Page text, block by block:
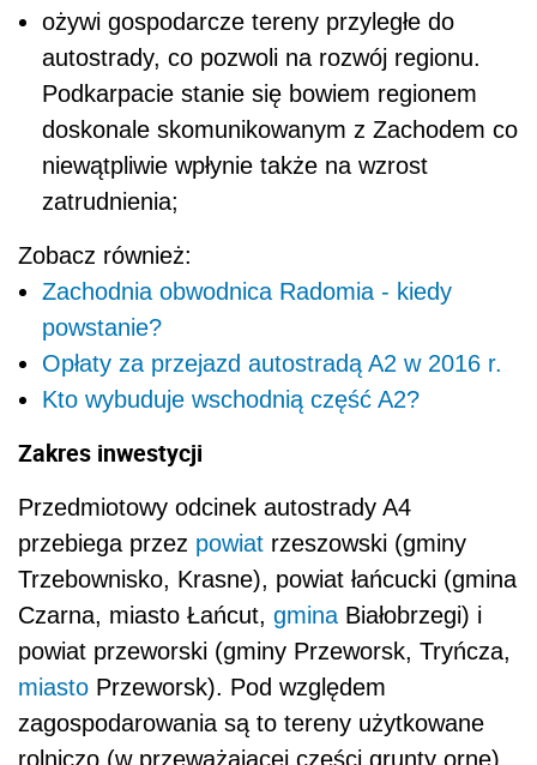
ożywi gospodarcze tereny przyległe do
autostrady, co pozwoli na rozwój regionu.
Podkarpacie stanie się bowiem regionem
doskonale skomunikowanym z Zachodem co
niewątpliwie wpłynie także na wzrost
zatrudnienia;
Zobacz również:
Zachodnia obwodnica Radomia - kiedy
powstanie?
Opłaty za przejazd autostradą A2 w 2016 r.
Kto wybuduje wschodnią część A2?
Zakres inwestycji
Przedmiotowy odcinek autostrady A4
przebiega przez powiat rzeszowski (gminy
Trzebownisko, Krasne), powiat łańcucki (gmina
Czarna, miasto Łańcut, gmina Białobrzegi) i
powiat przeworski (gminy Przeworsk, Tryńcza,
miasto Przeworsk). Pod względem
zagospodarowania są to tereny użytkowane
rolniczo (w przeważającej części grunty orne),